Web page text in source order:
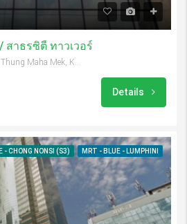
สาธรซิตี้ ทาวเวอร์
175 S Sathorn Rd, Khwaeng Thung Maha Mek, Khet Sathon, Krung Thep Maha Nakhon 10120, Thailand
Details
- CHONG NONSI (S3) MRT - BLUE - LUMPHINI